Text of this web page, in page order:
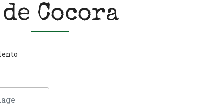
Cocora